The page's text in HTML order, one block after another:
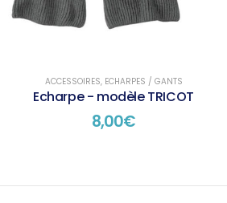
ACCESSOIRES, ECHARPES / GANTS
Echarpe - modèle TRICOT
8,00€